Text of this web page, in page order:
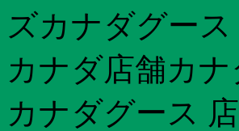
ズカナダグー
カナダ店舗カ
カナダグース